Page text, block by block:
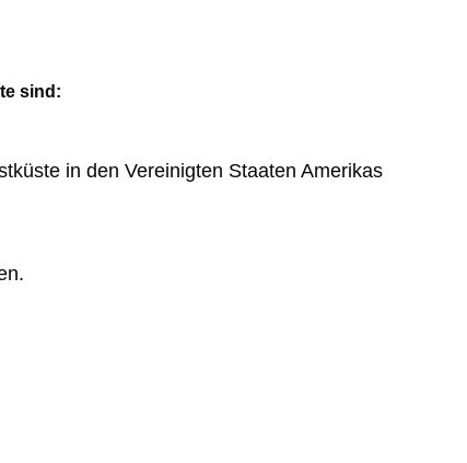
sind:
in den Vereinigten Staaten Amerikas